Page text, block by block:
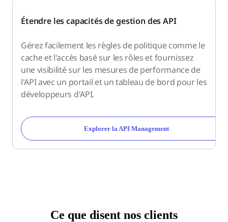
Étendre les capacités de gestion des API
Gérez facilement les règles de politique comme le
cache et l'accès basé sur les rôles et fournissez
une visibilité sur les mesures de performance de
l'API avec un portail et un tableau de bord pour les
développeurs d'API.
Explorer la API Management
Ce que disent nos clients